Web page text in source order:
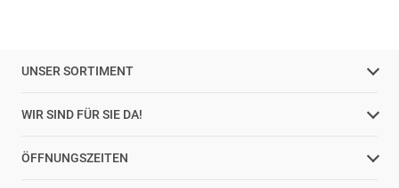
UNSER SORTIMENT
WIR SIND FÜR SIE DA!
ÖFFNUNGSZEITEN